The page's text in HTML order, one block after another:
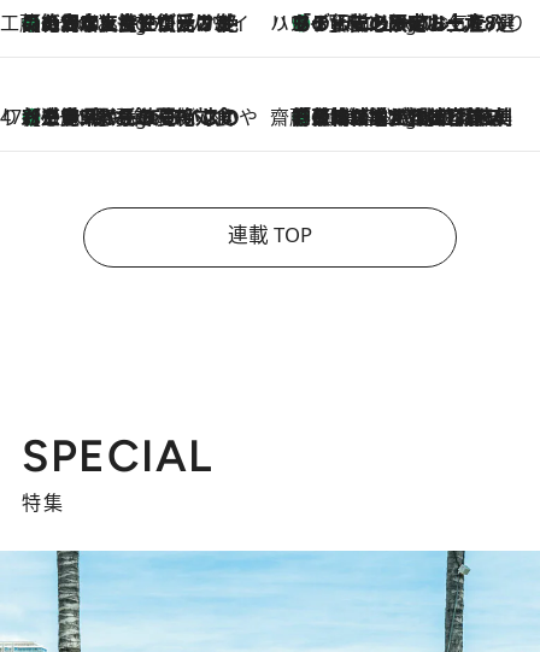
工藤まやのおもてなしハワイ
5 Hours Ago
【ハワイ土産】ローカルの絶大な支持で復活！ 絶品の幻クッキー《元ファンの日本人女性が受け継いだ名店》 ハワイ賢者 リサのお気に入りリスト5 Hours Ago
あの伝説の限定トートも！ リニューアルした「ディーン＆デルーカ ハワイ」で必須のお土産8選
47都道府県の手みやげ ひんやりスイーツで夏を満喫
5 Hours Ago
【三重県】この夏絶対食べたい 冷やしておいしいおやつ3選 お餅×アイスの新感覚スイーツ 齋藤 薫 美容脳ルネサンス
5 Hours Ago
「荷物が増えるほど旅ストレスは増す」美容ジャーナリストがたどり着いた最終結論。“化粧品を劇的に減らす”感動の凝縮美容とは
連載 TOP
SPECIAL
特集